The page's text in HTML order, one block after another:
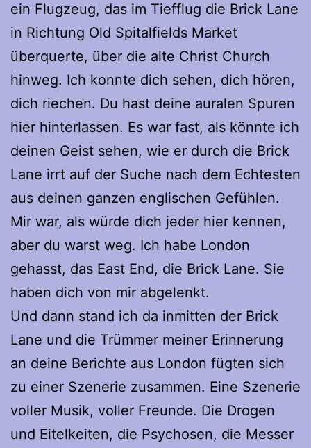
ein Flugzeug, das im Tiefflug die Brick Lane
in Richtung Old Spitalfields Market
überquerte, über die alte Christ Church
hinweg. Ich konnte dich sehen, dich hören,
dich riechen. Du hast deine auralen Spuren
hier hinterlassen. Es war fast, als könnte ich
deinen Geist sehen, wie er durch die Brick
Lane irrt auf der Suche nach dem Echtesten
aus deinen ganzen englischen Gefühlen.
Mir war, als würde dich jeder hier kennen,
aber du warst weg. Ich habe London
gehasst, das East End, die Brick Lane. Sie
haben dich von mir abgelenkt.
Und dann stand ich da inmitten der Brick
Lane und die Trümmer meiner Erinnerung
an deine Berichte aus London fügten sich
zu einer Szenerie zusammen. Eine Szenerie
voller Musik, voller Freunde. Die Drogen
und Eitelkeiten, die Psychosen, die Messer